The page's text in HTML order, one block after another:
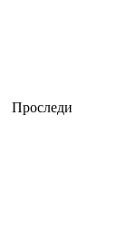
Проследи